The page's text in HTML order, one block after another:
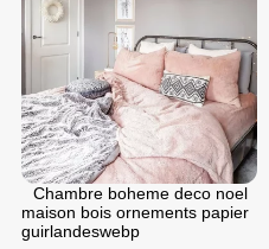
Chambre boheme deco noel
maison bois ornements papier
guirlandeswebp